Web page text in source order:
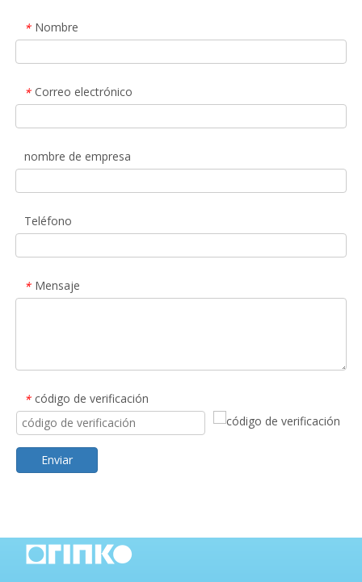
* Nombre
* Correo electrónico
nombre de empresa
Teléfono
* Mensaje
* código de verificación
Enviar